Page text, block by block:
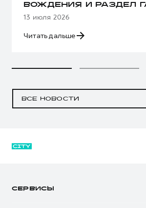
ВОЖДЕНИЯ И РАЗДЕЛ
13 июля 2026
Читать дальше
ВСЕ НОВОСТИ
СЕРВИСЫ